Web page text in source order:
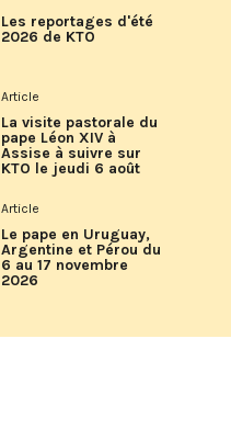
Les reportages d'été
2026 de KTO
Article
La visite pastorale du
pape Léon XIV à
Assise à suivre sur
KTO le jeudi 6 août
Article
Le pape en Uruguay,
Argentine et Pérou du
6 au 17 novembre
2026